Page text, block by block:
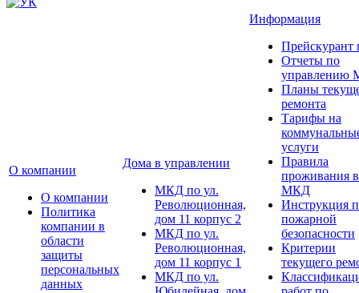
О компании
О компании
Политика
компании в
области
защиты
персональных
данных
Дома в управлении
МКД по ул.
Революционная,
дом 11 корпус 2
МКД по ул.
Революционная,
дом 11 корпус 1
МКД по ул.
Информация
Прейскурант
Отчеты по
управлению
Планы
ремонта
Тарифы на
услуги
Правила
проживания в
МКД
Инструкция
пожарной
безопасности
Критерии
текущего